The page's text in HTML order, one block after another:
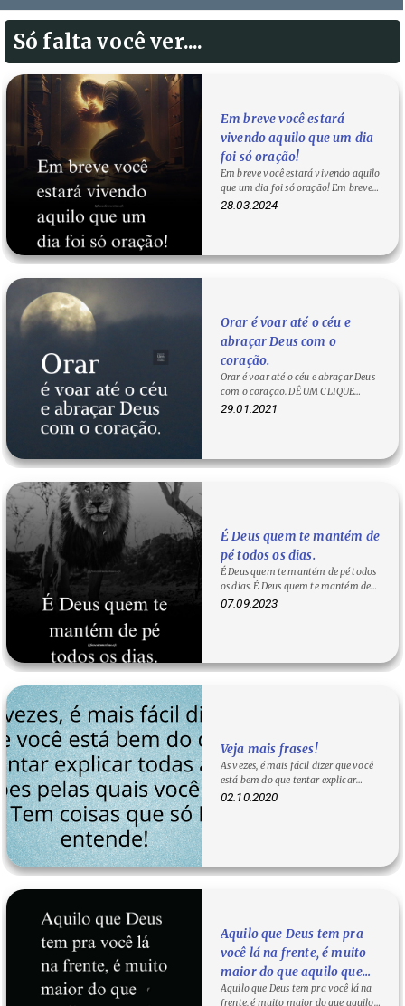
Só falta você ver....
Em breve você estará
vivendo aquilo que um dia
foi só oração!
Em breve você estará vivendo aquilo
que um dia foi só oração! Em breve
você estará vivendo aquilo que…
28.03.2024
Orar é voar até o céu e
abraçar Deus com o
coração.
Orar é voar até o céu e abraçar Deus
com o coração. DÊ UM CLIQUE
SOBRE A FRASE PARA COPIA-LÁ!
29.01.2021
É Deus quem te mantém de
pé todos os dias.
É Deus quem te mantém de pé todos
os dias. É Deus quem te mantém de
07.09.2023
Veja mais frases!
As vezes, é mais fácil dizer que você
está bem do que tentar explicar
todas as razões pelas quais você…
02.10.2020
Aquilo que Deus tem pra
você lá na frente, é muito
maior do que aquilo que
você perdeu lá atrás.
Aquilo que Deus tem pra você lá na
frente, é muito maior do que aquilo